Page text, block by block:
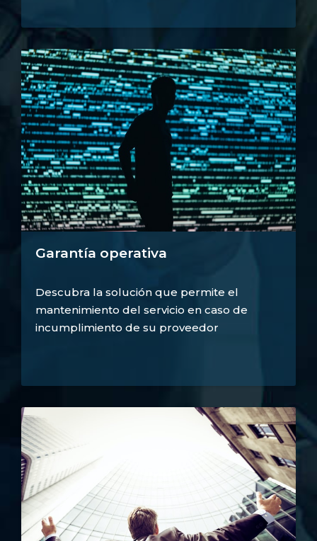
Garantía operativa
Descubra la solución que permite el
mantenimiento del servicio en caso de
incumplimiento de su proveedor